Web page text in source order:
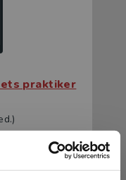
praktiker